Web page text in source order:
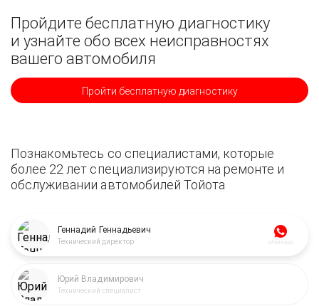
Пройдите бесплатную диагностику
и узнайте обо всех неисправностях
вашего автомобиля
Пройти бесплатную диагностику
Познакомьтесь со специалистами, которые
более 22 лет специализируются на ремонте и
обслуживании автомобилей Тойота
Геннадий Геннадьевич
Технический директор WhatsApp
Юрий Владимирович
Технический специалист